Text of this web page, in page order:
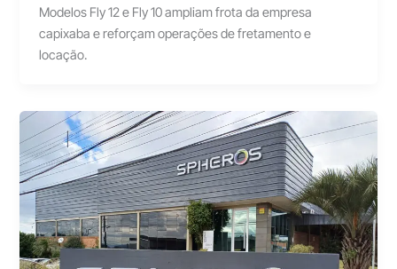
Modelos Fly 12 e Fly 10 ampliam frota da empresa
capixaba e reforçam operações de fretamento e
locação.